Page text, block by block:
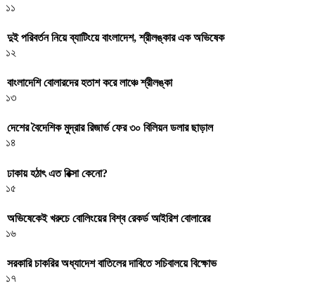
১১
দুই পরিবর্তন নিয়ে ব্যাটিংয়ে বাংলাদেশ, শ্রীলঙ্কার এক অভিষেক
১২
বাংলাদেশি বোলারদের হতাশ করে লাঞ্চে শ্রীলঙ্কা
১৩
দেশের বৈদেশিক মুদ্রার রিজার্ভ ফের ৩০ বিলিয়ন ডলার ছাড়াল
১৪
ঢাকায় হঠাৎ এত রিক্সা কেনো?
১৫
অভিষেকেই খরুচে বোলিংয়ের বিশ্ব রেকর্ড আইরিশ বোলারের
১৬
সরকারি চাকরির অধ্যাদেশ বাতিলের দাবিতে সচিবালয়ে বিক্ষোভ
১৭